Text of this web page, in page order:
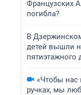
Французских
погибла?
В
детей вышли
«Чтобы нас
ручках, мы